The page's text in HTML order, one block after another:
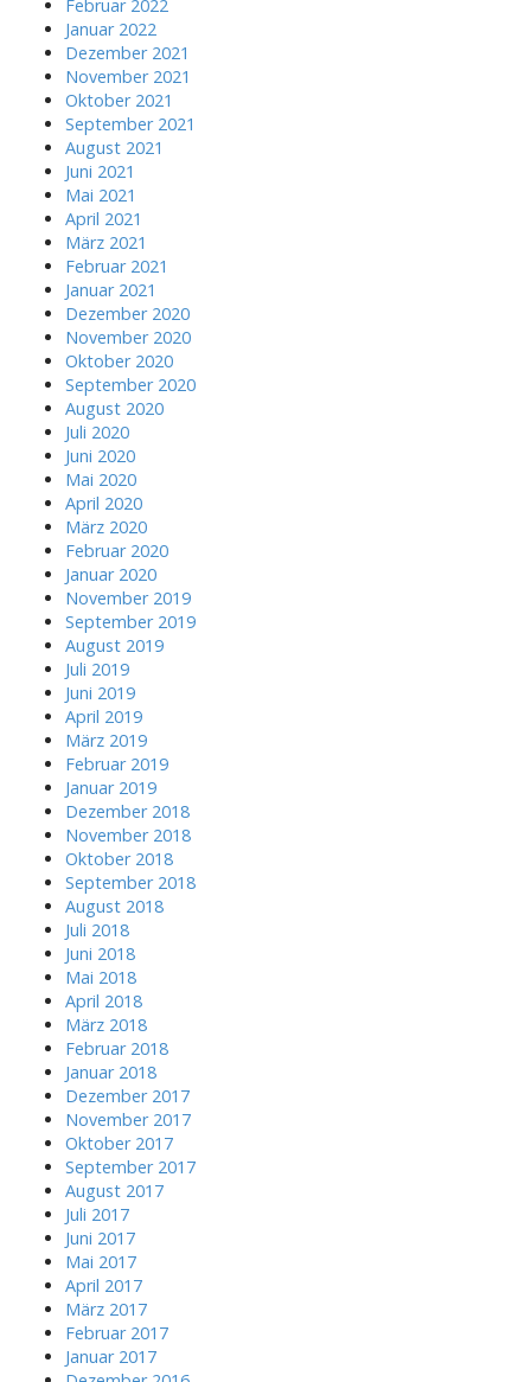
Februar 2022
Januar 2022
Dezember 2021
November 2021
Oktober 2021
September 2021
August 2021
Juni 2021
Mai 2021
April 2021
März 2021
Februar 2021
Januar 2021
Dezember 2020
November 2020
Oktober 2020
September 2020
August 2020
Juli 2020
Juni 2020
Mai 2020
April 2020
März 2020
Februar 2020
Januar 2020
November 2019
September 2019
August 2019
Juli 2019
Juni 2019
April 2019
März 2019
Februar 2019
Januar 2019
Dezember 2018
November 2018
Oktober 2018
September 2018
August 2018
Juli 2018
Juni 2018
Mai 2018
April 2018
März 2018
Februar 2018
Januar 2018
Dezember 2017
November 2017
Oktober 2017
September 2017
August 2017
Juli 2017
Juni 2017
Mai 2017
April 2017
März 2017
Februar 2017
Januar 2017